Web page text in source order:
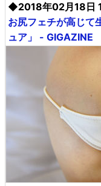
◆2018年02月18日
お尻フェチが高じて
ュア」 - GIGAZINE